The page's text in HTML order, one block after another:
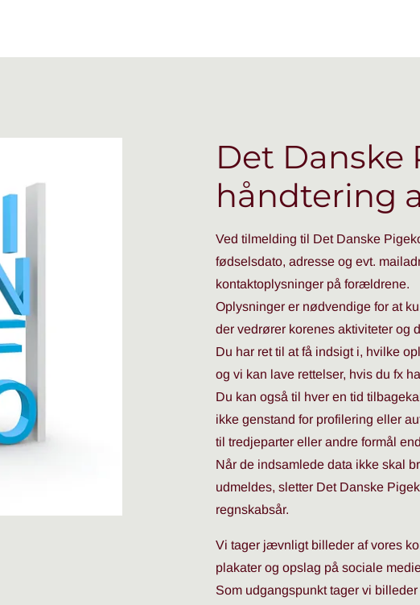
Det Danske
håndtering
Ved tilmelding til Det Danske
fødselsdato, adresse og evt.
kontaktoplysninger på forældrene.
Oplysninger er nødvendige for at
der vedrører korenes aktiviteter og
Du har ret til at få indsigt i, hvilke
og vi kan lave rettelser, hvis du fx
Du kan også til hver en tid
ikke genstand for profilering eller
til tredjeparter eller andre formål
Når de indsamlede data ikke skal
udmeldes, sletter Det Danske
regnskabsår.
Vi tager jævnligt billeder af vores
plakater og opslag på sociale
Som udgangspunkt tager vi